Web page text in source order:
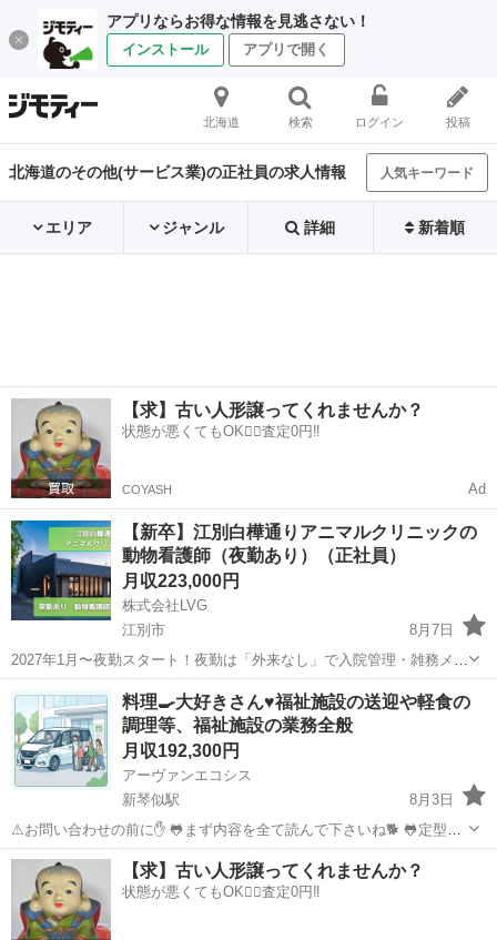
アプリならお得な情報を見逃さない！
インストール アプリで開く
北海道 検索 ログイン 投稿
北海道のその他(サービス業)の正社員の求人情報 人気キーワード
エリア ジャンル 詳細 新着順
【求】古い人形譲ってくれませんか？
状態が悪くてもOK🙆‍♀️査定0円‼️
COYASH Ad
【新卒】江別白樺通りアニマルクリニックの
動物看護師（夜勤あり）（正社員）
月収223,000円
株式会社LVG
江別市
8月7日
2027年1月〜夜勤スタート！夜勤は「外来なし」で入院管理・雑務メイ
ン。 CT完備＆外科専門医在籍の高度な環境で、夜勤手当（1回5,000円
＋深夜割増）もしっかり支給！ 江別白樺通りアニマルクリニックに
て、愛玩動物看...
江別市 その他 新卒
料理🍳大好きさん♥福祉施設の送迎や軽食の
調理等、福祉施設の業務全般
月収192,300円
アーヴァンエコシス
新琴似駅
8月3日
⚠お問い合わせの前に✋ 🐸まず内容を全て読んで下さいね🐕 🐸定型文
の問い合わせには反応しません😪 特にお料理👩‍🍳得意な方🖐️ 安定👧
安心♥の障害者福祉事業で正社員として働いてみませんか？ ✋️ところ
で...
北海道 札幌市 新琴似駅 その他 業務
【求】古い人形譲ってくれませんか？
状態が悪くてもOK🙆‍♀️査定0円‼️